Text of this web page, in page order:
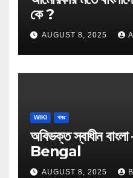
কে ?
AUGUST 8, 2025
WIKI খবর
অবিভক্ত স্বাধীন
Bengal
AUGUST 8, 2025